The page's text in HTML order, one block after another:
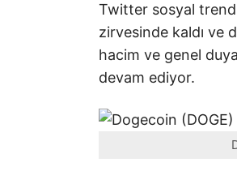
Twitter sosyal
zirvesinde kaldı ve
hacim ve genel
devam ediyor.